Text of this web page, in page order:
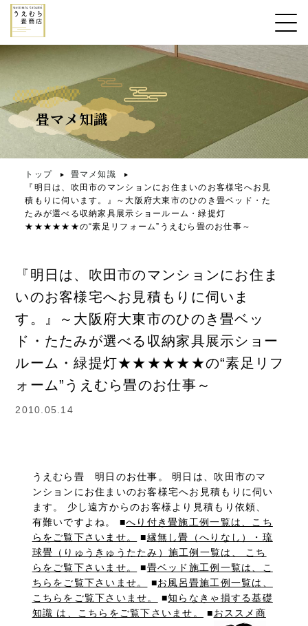
畳マメ知識
トップ
畳マメ知識
『明日は、吹田市のマンションにお住まいのお客様宅へお見
積もりに伺います。』～大阪府大東市のひのき畳ベッド・た
たみが選べる収納家具展示ショールーム・緑提灯
★★★★★★の“素足リフォーム”うえむら畳のお仕事～
『明日は、吹田市のマンションにお住ま
いのお客様宅へお見積もりに伺いま
す。』～大阪府大東市のひのき畳ベッ
ド・たたみが選べる収納家具展示ショー
ルーム・緑提灯★★★★★★の“素足リフ
ォーム”うえむら畳のお仕事～
2010.05.14
うえむら畳 明日のお仕事。 明日は、吹田市のマ
ンションにお住まいのお客様宅へお見積もりに伺い
ます。 少し遠方からのお客様より見積もり依頼、
有難いですよね。 ■へり付き畳施工例一覧は、こち
らをご覧下さいませ。
■縁無し畳（へりなし）・琉
球畳（りゅうきゅうたたみ）施工例一覧は、 こち
らをご覧下さいませ。
■畳ベッド施工例一覧は、こ
ちらをご覧下さいませ。
■お風呂畳施工例一覧は、
こちらをご覧下さいませ。
■知らなきゃ損する基礎
知識 は、こちらをご覧下さいませ。
■おススメ商